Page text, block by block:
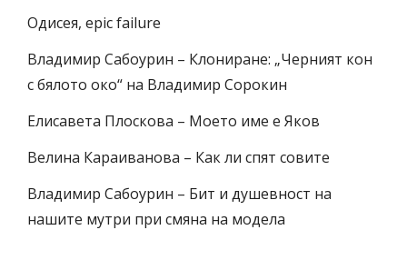
Одисея, epic failure
Владимир Сабоурин – Клониране: „Черният кон
с бялото око“ на Владимир Сорокин
Елисавета Плоскова – Моето име е Яков
Велина Караиванова – Как ли спят совите
Владимир Сабоурин – Бит и душевност на
нашите мутри при смяна на модела